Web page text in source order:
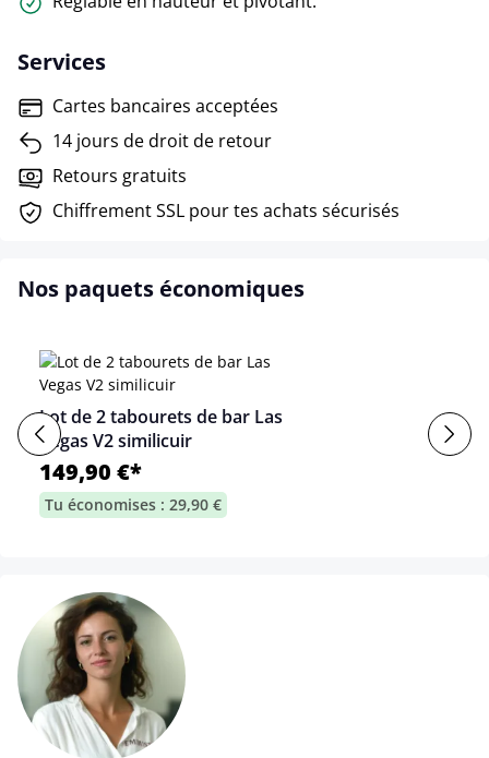
Services
Cartes bancaires acceptées
14 jours de droit de retour
Retours gratuits
Chiffrement SSL pour tes achats sécurisés
Nos paquets économiques
Lot de 2 tabourets de bar Las
Vegas V2 similicuir
149,90 €*
Tu économises : 29,90 €